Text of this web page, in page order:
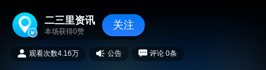
二三里资讯
本场获得0赞
关注
观看次数4.16万 公告 评论0条